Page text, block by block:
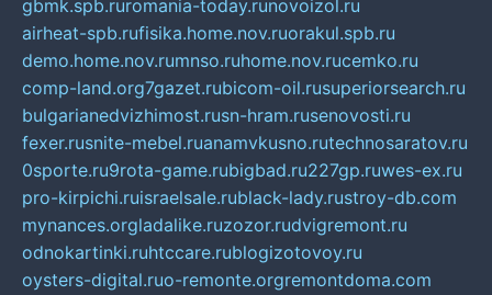
gbmk.spb.ruromania-today.runovoizol.ru
airheat-spb.rufisika.home.nov.ruorakul.spb.ru
demo.home.nov.rumnso.ruhome.nov.rucemko.ru
comp-land.org7gazet.rubicom-oil.rusuperiorsearch.ru
bulgarianedvizhimost.rusn-hram.rusenovosti.ru
fexer.rusnite-mebel.ruanamvkusno.rutechnosaratov.ru
0sporte.ru9rota-game.rubigbad.ru227gp.ruwes-ex.ru
pro-kirpichi.ruisraelsale.rublack-lady.rustroy-db.com
mynances.orgladalike.ruzozor.rudvigremont.ru
odnokartinki.ruhtccare.rublogizotovoy.ru
oysters-digital.ruo-remonte.orgremontdoma.com